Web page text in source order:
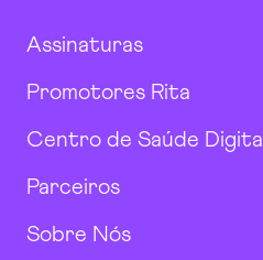
Assinaturas
Promotores Rita
Centro de Saúde Digital
Parceiros
Sobre Nós